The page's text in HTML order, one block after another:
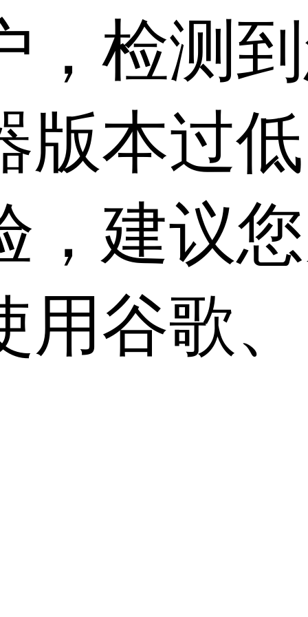
，检测
版本过
，建议
用谷歌